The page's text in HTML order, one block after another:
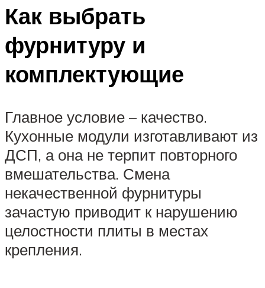
Как выбрать
фурнитуру и
комплектующие
Главное условие – качество.
Кухонные модули изготавливают из
ДСП, а она не терпит повторного
вмешательства. Смена
некачественной фурнитуры
зачастую приводит к нарушению
целостности плиты в местах
крепления.